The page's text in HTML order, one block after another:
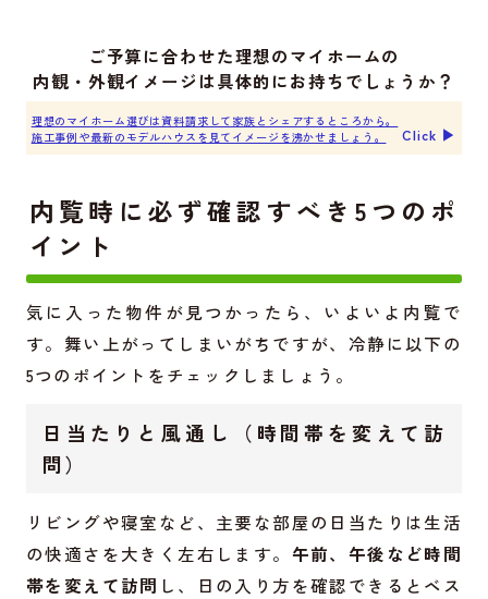
ご予算に合わせた理想のマイホームの
内観・外観イメージは具体的にお持ちでしょうか？
理想のマイホーム選びは資料請求して家族とシェアするところから。
施工事例や最新のモデルハウスを見てイメージを沸かせましょう。
Click ▶︎
内覧時に必ず確認すべき5つのポ
イント
気に入った物件が見つかったら、いよいよ内覧で
す。舞い上がってしまいがちですが、冷静に以下の
5つのポイントをチェックしましょう。
日当たりと風通し（時間帯を変えて訪
問）
リビングや寝室など、主要な部屋の日当たりは生活
の快適さを大きく左右します。 午前、午後など時間
帯を変えて訪問 し、日の入り方を確認できるとベス